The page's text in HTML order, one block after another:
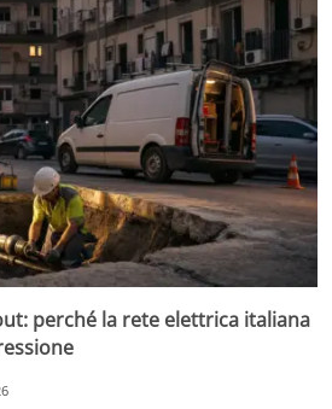
perché la rete elettrica italiana